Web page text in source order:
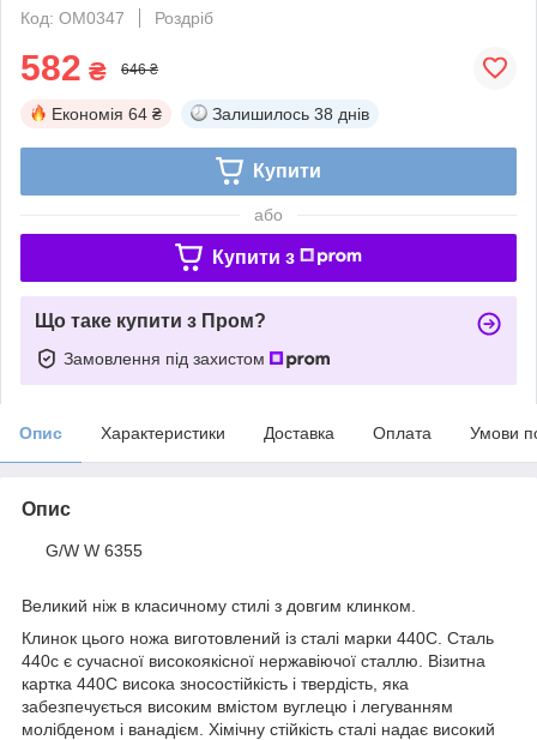
Код: OM0347
Роздріб
582 ₴ 646 ₴
Економія 64 ₴ Залишилось 38 днів
Купити
або
Купити з
Що таке купити з Пром?
Замовлення під захистом
Опис Характеристики Доставка Оплата Умови
Опис
G/W W 6355
Великий ніж в класичному стилі з довгим клинком.
Клинок цього ножа виготовлений із сталі марки 440С. Сталь
440с є сучасної високоякісної нержавіючої сталлю. Візитна
картка 440С висока зносостійкість і твердість, яка
забезпечується високим вмістом вуглецю і легуванням
молібденом і ванадієм. Хімічну стійкість сталі надає високий